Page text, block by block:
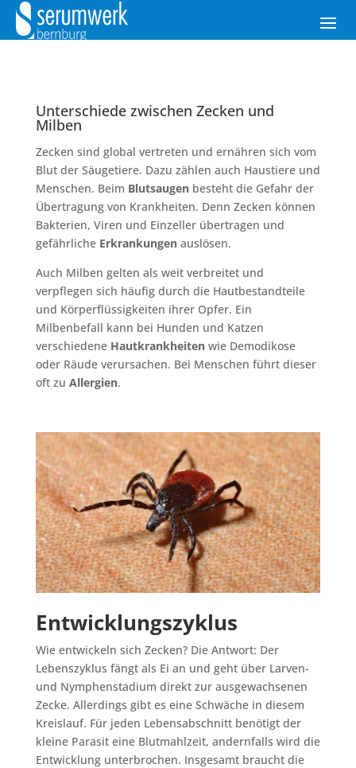
Unterschiede zwischen Zecken und
Milben
Zecken sind global vertreten und ernähren sich vom
Blut der Säugetiere. Dazu zählen auch Haustiere und
Menschen. Beim Blutsaugenbesteht die Gefahr der
Übertragung von Krankheiten. Denn Zecken können
Bakterien, Viren und Einzeller übertragen und
gefährliche Erkrankungenauslösen.
Auch Milben gelten als weit verbreitet und
verpflegen sich häufig durch die Hautbestandteile
und Körperflüssigkeiten ihrer Opfer. Ein
Milbenbefall kann bei Hunden und Katzen
verschiedene Hautkrankheitenwie Demodikose
oder Räude verursachen. Bei Menschen führt dieser
oft zu Allergien.
Entwicklungszyklus
Wie entwickeln sich Zecken? Die Antwort: Der
Lebenszyklus fängt als Ei an und geht über Larven-
und Nymphenstadium direkt zur ausgewachsenen
Zecke. Allerdings gibt es eine Schwäche in diesem
Kreislauf. Für jeden Lebensabschnitt benötigt der
kleine Parasit eine Blutmahlzeit, andernfalls wird die
Entwicklung unterbrochen. Insgesamt braucht die